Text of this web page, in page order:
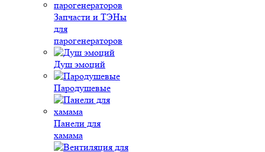
Запчасти и ТЭНы
для
парогенераторов
Душ эмоций
Пародушевые
Панели для
хамама